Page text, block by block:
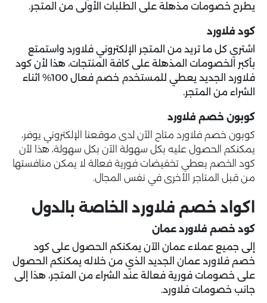
يطرح خصومات مذهلة على الطلبات الأولى من المتجر.
كود فلاورد
اشتري كل ما تريد من المتجر الإلكتروني فلاورد واستمتع
بأكبر الخصومات المذهلة على كافة المنتجات، هذا لأن كود
فلاورد الجديد يعطي للمستخدم خصم فعال 100% اثناء
الشراء من المتجر.
كوبون خصم فلاورد
كوبون خصم فلاورد متاح الآن لدى موقعنا الإلكتروني يوفر،
يمكنكم الحصول عليه بكل سهولة الآن بكل سهولة، هذا لأن
كود الخصم يعطي تخفيضات فورية فعالة لا يمكن منافستها
من قبل المتاجر الأخرى في نفس المجال.
اكواد خصم فلاورد الخاصة بالدول
كود خصم فلاورد عمان
إلى جميع عملاء عمان الآن يمكنكم الحصول على كود
خصم فلاورد عمان الجديد الذي من خلاله يمكنكم الحصول
على خصومات فورية فعالة عند الشراء من المتجر، هذا إلى
جانب خصومات فلاورد.